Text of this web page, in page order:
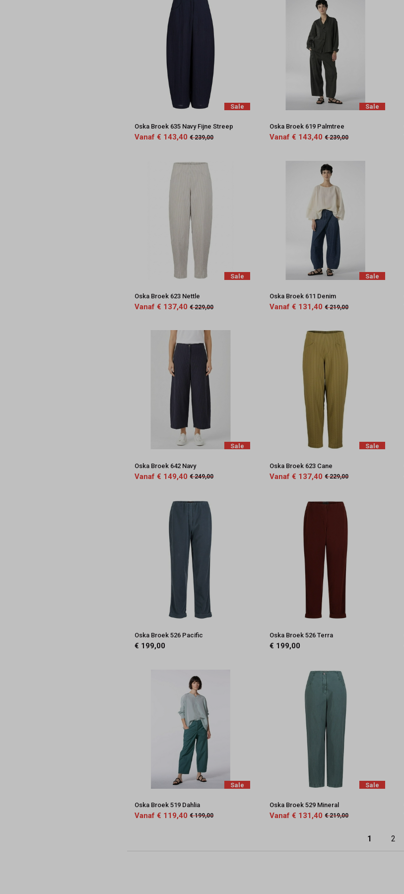
Sale
Oska Broek 635 Navy Fijne Streep
Vanaf € 143,40 € 239,00
Sale
Oska Broek 619 Palmtree
Vanaf € 143,40 € 239,00
Sale
Oska Broek 623 Nettle
Vanaf € 137,40 € 229,00
Sale
Oska Broek 611 Denim
Vanaf € 131,40 € 219,00
Sale
Oska Broek 642 Navy
Vanaf € 149,40 € 249,00
Sale
Oska Broek 623 Cane
Vanaf € 137,40 € 229,00
Oska Broek 526 Pacific
€ 199,00
Oska Broek 526 Terra
€ 199,00
Sale
Oska Broek 519 Dahlia
Vanaf € 119,40 € 199,00
Sale
Oska Broek 529 Mineral
Vanaf € 131,40 € 219,00
1 2